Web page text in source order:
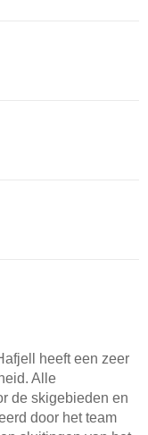
heeft een zeer
Alle
de skigebieden en
door het team